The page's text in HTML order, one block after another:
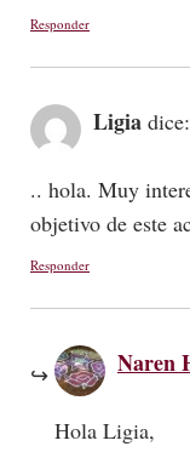
Responder
Ligia dice:
.. hola. Muy
objetivo de este
Responder
Naren
Hola Ligia,